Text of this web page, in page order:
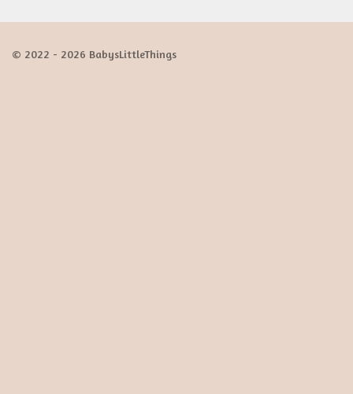
© 2022 - 2026 BabysLittleThings